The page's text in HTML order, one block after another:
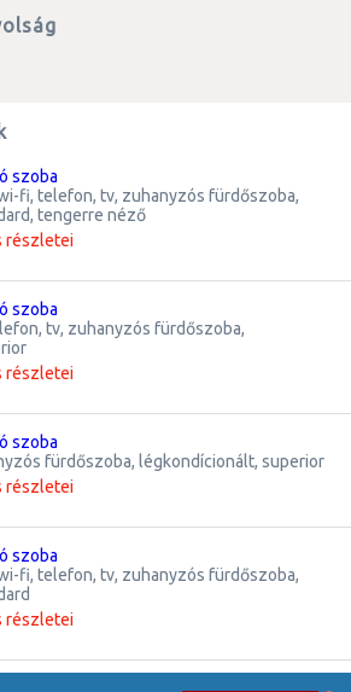
szoba
tengerre néző
részletei
szoba
részletei
szoba
fürdőszoba, légkondícionált, superior
részletei
szoba
részletei